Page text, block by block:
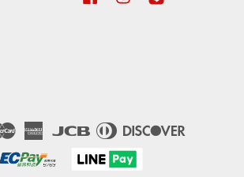
Master
American
JCB
Diners